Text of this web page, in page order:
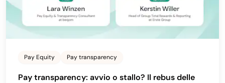
Pay Equity Pay transparency
Pay transparency: avvio o stallo? Il rebus delle